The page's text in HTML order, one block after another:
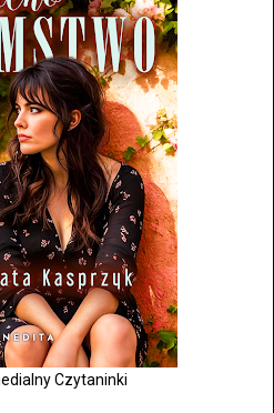
Czytaninki